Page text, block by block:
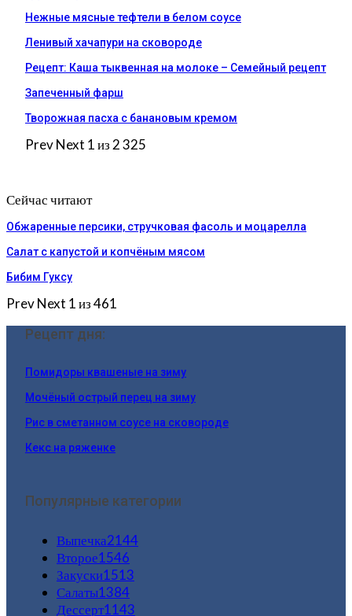
Нежные мясные тефтели в белом соусе
Ленивый хачапури на сковороде
Рецепт: Каша тыквенная на молоке – Семейный рецепт
Запеченный фарш
Творожная пасха с банановым кремом
PrevNext 1 из 2 325
Сейчас читают
Обжаренные персики, стручковая фасоль и моцарелла
Салат с капустой и копчёным мясом
Бибим Гуксу
PrevNext 1 из 461
Рецепт дня:
Помидоры квашеные на зиму
Мочёный острый перец на зиму
Рис в сметанном соусе на сковороде
Кекс на ряженке
Популярные категории
Выпечка2144
Второе1546
Закуски1513
Салаты1384
Дессерт1143